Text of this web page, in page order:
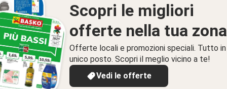
Scopri le migliori
offerte nella tua zona
Offerte locali e promozioni speciali. Tutto in
unico posto. Scopri il meglio vicino a te!
Vedi le offerte